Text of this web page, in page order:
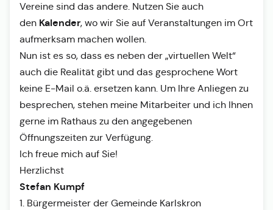
Vereine sind das andere. Nutzen Sie auch
den Kalender, wo wir Sie auf Veranstaltungen im Ort
aufmerksam machen wollen.
Nun ist es so, dass es neben der „virtuellen Welt“
auch die Realität gibt und das gesprochene Wort
keine E-Mail o.ä. ersetzen kann. Um Ihre Anliegen zu
besprechen, stehen meine Mitarbeiter und ich Ihnen
gerne im Rathaus zu den angegebenen
Öffnungszeiten zur Verfügung.
Ich freue mich auf Sie!
Herzlichst
Stefan Kumpf
1. Bürgermeister der Gemeinde Karlskron